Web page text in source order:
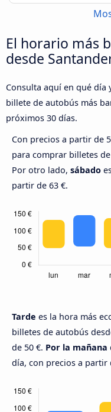
El horario más
desde
Consulta aquí en qué día
billete de autobús más
próximos 30 días.
Con precios a partir de
para comprar billetes
Por otro lado, sábado
partir de 63 €.
Tarde es la hora más
billetes de autobús
de 50 €. Por la mañana
día, con precios a partir